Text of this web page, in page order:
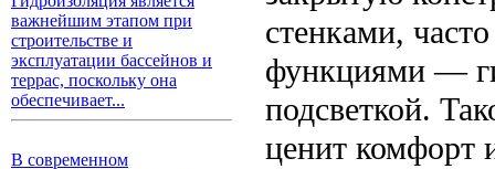
важнейшим этапом при
строительстве и
эксплуатации бассейнов и
террас, поскольку она
обеспечивает...
В современном
стенками,
функциями —
подсветкой.
ценит комфорт